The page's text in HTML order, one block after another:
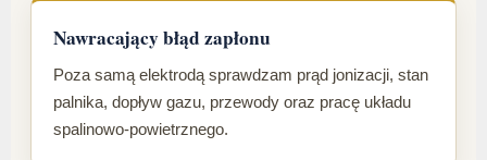
Nawracający błąd zapłonu
Poza samą elektrodą sprawdzam prąd jonizacji, stan
palnika, dopływ gazu, przewody oraz pracę układu
spalinowo-powietrznego.